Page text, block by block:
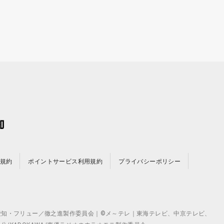
約 ポイントサービス利用規約 プライバシーポリシー
フリュー／徹之進製作委員会｜©メ～テレ｜東海テレビ、中京テレビ、